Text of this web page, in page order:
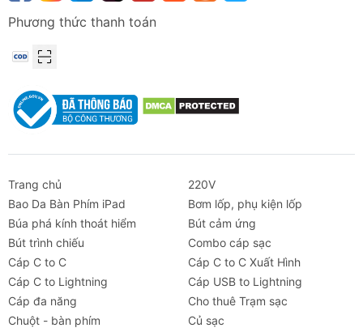
Phương thức thanh toán
Trang chủ
220V
Bao Da Bàn Phím iPad
Bơm lốp, phụ kiện lốp
Búa phá kính thoát hiểm
Bút cảm ứng
Bút trình chiếu
Combo cáp sạc
Cáp C to C
Cáp C to C Xuất Hình
Cáp C to Lightning
Cáp USB to Lightning
Cáp đa năng
Cho thuê Trạm sạc
Chuột - bàn phím
Củ sạc